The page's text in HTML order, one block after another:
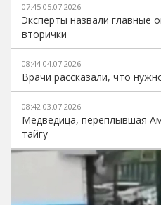
07:45 05.07.2026
Эксперты назвали главные
вторички
08:44 04.07.2026
Врачи рассказали, что
08:42 03.07.2026
Медведица, переплывшая
тайгу